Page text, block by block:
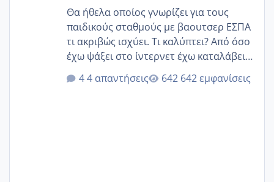
Θα ήθελα οποίος γνωρίζει για τους
παιδικούς σταθμούς με βαουτσερ ΕΣΠΑ
τι ακριβώς ισχύει. Τι καλύπτει? Από όσο
έχω ψάξει στο ίντερνετ έχω καταλάβει
ότι το βαουτσερ καλύπτει όλα τα
δίδακτρα και τα τροφεια του ιδιωτικού
4 απαντήσεις 642 εμφανίσεις